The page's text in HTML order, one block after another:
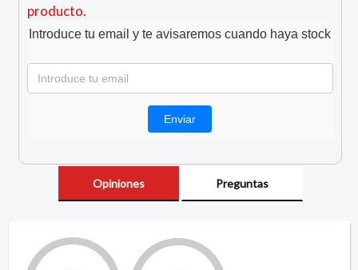
producto.
Introduce tu email y te avisaremos cuando haya stock
Opiniones Preguntas